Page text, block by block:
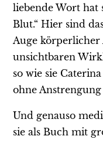
liebende Wort hat
Blut.“ Hier sind
Auge
unsichtbaren
so wie sie
ohne
Und genauso
sie als Buch mit